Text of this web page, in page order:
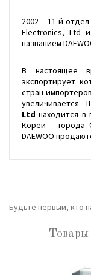
2002 – 11-й
Electronics, Ltd
названием
В настоящее
экспортирует
стран-
увеличивается.
Ltd находится
Кореи – города
DAEWOO
Будьте первым, кто
Товары